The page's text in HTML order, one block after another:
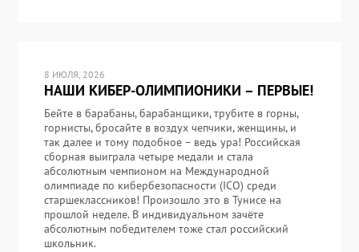
8 ИЮЛЯ, 2026
НАШИ КИБЕР-ОЛИМПИОНИКИ – ПЕРВЫЕ!
Бейте в барабаны, барабанщики, трубите в горны,
горнисты, бросайте в воздух чепчики, женщины, и
так далее и тому подобное – ведь ура! Российская
сборная выиграла четыре медали и стала
абсолютным чемпионом на Международной
олимпиаде по кибербезопасности (ICO) среди
старшеклассников! Произошло это в Тунисе на
прошлой неделе. В индивидуальном зачёте
абсолютным победителем тоже стал российский
школьник.